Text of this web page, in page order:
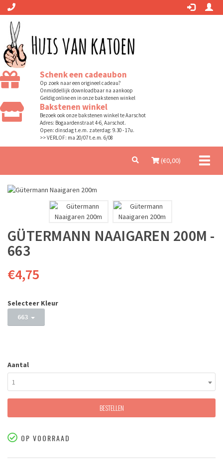
Schenk een cadeaubon
Op zoek naar een origineel cadeau?
Onmiddellijk downloadbaar na aankoop
Geldig online en in onze bakstenen winkel
Bakstenen winkel
Bezoek ook onze bakstenen winkel te Aarschot
Adres: Bogaardenstraat 4-6, Aarschot.
Open: dinsdag t.e.m. zaterdag: 9.30 - 17u.
>> VERLOF: ma 20/07 t.e.m. 6/08
(€0,00)
GÜTERMANN NAAIGAREN 200M -
663
€4,75
Selecteer Kleur
663
Aantal
1
BESTELLEN
OP VOORRAAD